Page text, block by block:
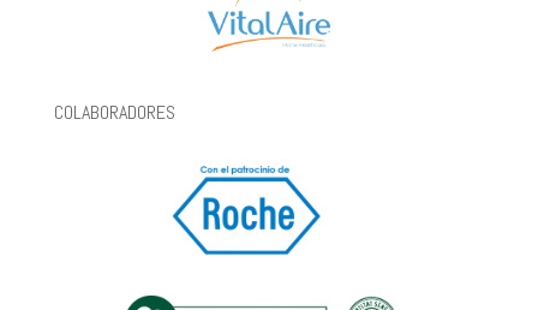
COLABORADORES